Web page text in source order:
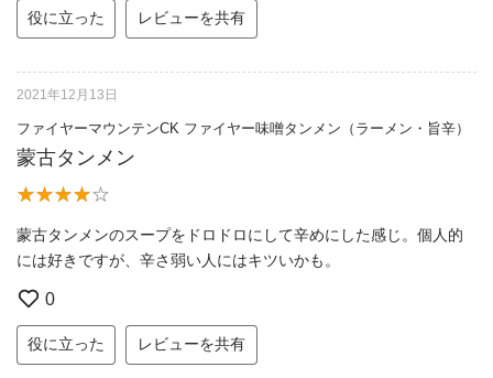
役に立った レビューを共有
2021年12月13日
ファイヤーマウンテンCK ファイヤー味噌タンメン（ラーメン・旨辛）
蒙古タンメン
蒙古タンメンのスープをドロドロにして辛めにした感じ。個人的
には好きですが、辛さ弱い人にはキツいかも。
0
役に立った レビューを共有